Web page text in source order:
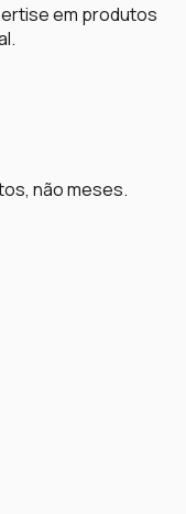
em produtos
não meses.